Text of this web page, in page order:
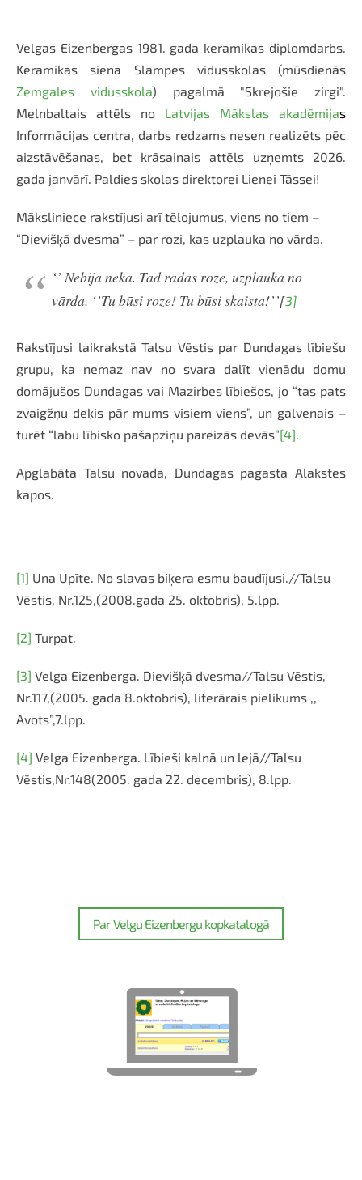
Velgas Eizenbergas 1981. gada keramikas diplomdarbs.
Keramikas siena Slampes vidusskolas (mūsdienās
Zemgales vidusskola) pagalmā "Skrejošie zirgi".
Melnbaltais attēls no Latvijas Mākslas akadēmijas
Informācijas centra, darbs redzams nesen realizēts pēc
aizstāvēšanas, bet krāsainais attēls uzņemts 2026.
gada janvārī. Paldies skolas direktorei Lienei Tāssei!
Māksliniece rakstījusi arī tēlojumus, viens no tiem –
“Dievišķā dvesma” – par rozi, kas uzplauka no vārda.
‘’ Nebija nekā. Tad radās roze, uzplauka no
vārda. ‘’Tu būsi roze! Tu būsi skaista!’’[3]
Rakstījusi laikrakstā Talsu Vēstis par Dundagas lībiešu
grupu, ka nemaz nav no svara dalīt vienādu domu
domājušos Dundagas vai Mazirbes lībiešos, jo “tas pats
zvaigžņu deķis pār mums visiem viens”, un galvenais –
turēt “labu lībisko pašapziņu pareizās devās”[4]
Apglabāta Talsu novada, Dundagas pagasta Alakstes
kapos.
[1] Una Upīte. No slavas biķera esmu baudījusi.//Talsu
Vēstis, Nr.125,(2008.gada 25. oktobris), 5.lpp.
[2] Turpat.
[3] Velga Eizenberga. Dievišķā dvesma//Talsu Vēstis,
Nr.117,(2005. gada 8.oktobris), literārais pielikums ,,
Avots”,7.lpp.
[4] Velga Eizenberga. Lībieši kalnā un lejā//Talsu
Vēstis,Nr.148(2005. gada 22. decembris), 8.lpp.
Par Velgu Eizenbergu kopkatalogā